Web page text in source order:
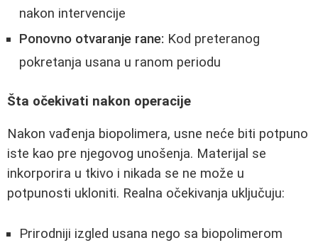
nakon intervencije
Ponovno otvaranje rane: Kod preteranog
pokretanja usana u ranom periodu
Šta očekivati nakon operacije
Nakon vađenja biopolimera, usne neće biti potpuno
iste kao pre njegovog unošenja. Materijal se
inkorporira u tkivo i nikada se ne može u
potpunosti ukloniti. Realna očekivanja uključuju:
Prirodniji izgled usana nego sa biopolimerom